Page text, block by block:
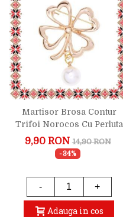
Martisor Brosa Contur
Trifoi Norocos Cu Perluta
9,90 RON 14,90 RON
-34%
- +
Adauga in cos